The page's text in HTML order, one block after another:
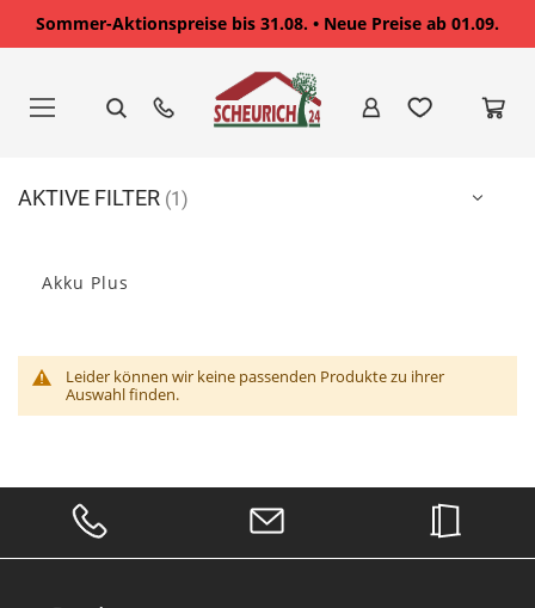
Sommer-Aktionspreise bis 31.08. • Neue Preise ab 01.09.
springen
Akku Plus
Leider können wir keine passenden Produkte zu ihrer
Auswahl finden.
AKTIVE FILTER